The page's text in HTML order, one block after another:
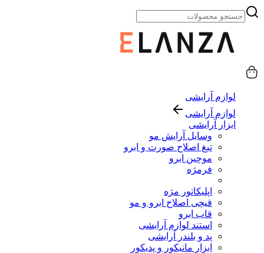
لوازم آرایشی
لوازم آرایشی
ابزار آرایشی
وسایل آرایش مو
تیغ اصلاح صورت و ابرو
موچین ابرو
فرمژه
اپلیکاتور مژه
قیچی اصلاح ابرو و مو
قاب ابرو
استند لوازم آرایشی
پد و بلندر آرایشی
ابزار مانیکور و پدیکور